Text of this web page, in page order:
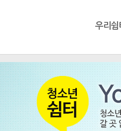
우리쉼